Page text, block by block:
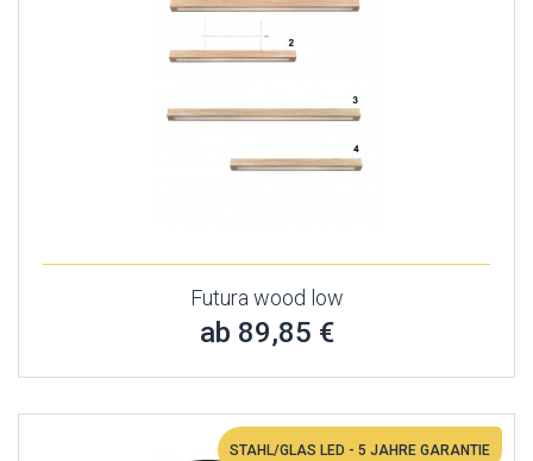
Futura wood low
ab 89,85 €
STAHL/GLAS LED - 5 JAHRE GARANTIE